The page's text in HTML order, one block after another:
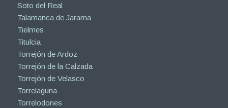
Soto del Real
Talamanca de Jarama
Tielmes
Titulcia
Torrejón de Ardoz
Torrejón de la Calzada
Torrejón de Velasco
Torrelaguna
Torrelodones